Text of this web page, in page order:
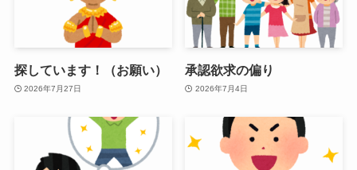
探しています！（お願い）
2026年7月27日
承認欲求の偏り
2026年7月4日